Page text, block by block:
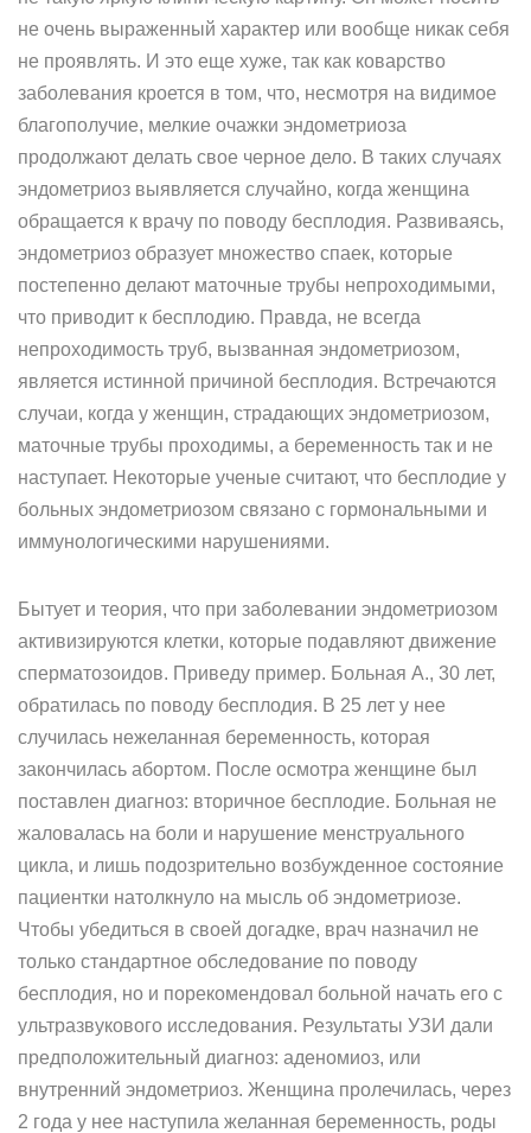
не очень выраженный характер или вообще никак себя
не проявлять. И это еще хуже, так как коварство
заболевания кроется в том, что, несмотря на видимое
благополучие, мелкие очажки эндометриоза
продолжают делать свое черное дело. В таких случаях
эндометриоз выявляется случайно, когда женщина
обращается к врачу по поводу бесплодия. Развиваясь,
эндометриоз образует множество спаек, которые
постепенно делают маточные трубы непроходимыми,
что приводит к бесплодию. Правда, не всегда
непроходимость труб, вызванная эндометриозом,
является истинной причиной бесплодия. Встречаются
случаи, когда у женщин, страдающих эндометриозом,
маточные трубы проходимы, а беременность так и не
наступает. Некоторые ученые считают, что бесплодие у
больных эндометриозом связано с гормональными и
иммунологическими нарушениями.
Бытует и теория, что при заболевании эндометриозом
активизируются клетки, которые подавляют движение
сперматозоидов. Приведу пример. Больная А., 30 лет,
обратилась по поводу бесплодия. В 25 лет у нее
случилась нежеланная беременность, которая
закончилась абортом. После осмотра женщине был
поставлен диагноз: вторичное бесплодие. Больная не
жаловалась на боли и нарушение менструального
цикла, и лишь подозрительно возбужденное состояние
пациентки натолкнуло на мысль об эндометриозе.
Чтобы убедиться в своей догадке, врач назначил не
только стандартное обследование по поводу
бесплодия, но и порекомендовал больной начать его с
ультразвукового исследования. Результаты УЗИ дали
предположительный диагноз: аденомиоз, или
внутренний эндометриоз. Женщина пролечилась, через
2 года у нее наступила желанная беременность, роды